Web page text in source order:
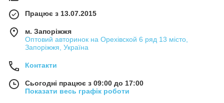
Працює з 13.07.2015
м. Запоріжжя
Оптовий авторинок на Орехівской 6 ряд 13 місто,
Запоріжжя, Україна
Контакти
Сьогодні працює з 09:00 до 17:00
Показати весь графік роботи